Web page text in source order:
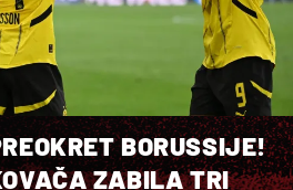
BORUSSIJE!
ZABILA TRI